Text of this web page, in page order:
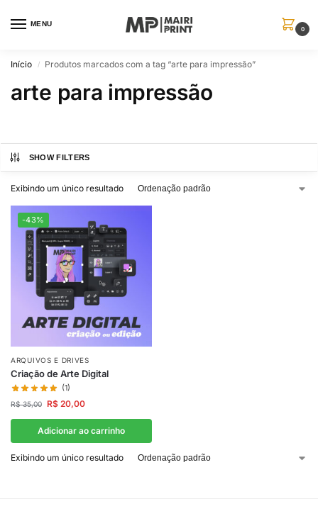
MENU
0
Início / Produtos marcados com a tag “arte para impressão”
arte para impressão
SHOW FILTERS
Exibindo um único resultado
-43%
ARQUIVOS E DRIVES
Criação de Arte Digital
(1)
R$35,00 R$ 20,00
Adicionar ao carrinho
Exibindo um único resultado